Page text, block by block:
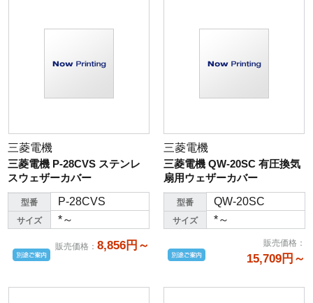
三菱電機
三菱電機 P-28CVS ステンレ
スウェザーカバー
型番 P-28CVS
サイズ *～
販売価格 ： 8,856円～
三菱電機
三菱電機 QW-20SC 有圧換気
扇用ウェザーカバー
型番 QW-20SC
サイズ *～
販売価格 ：
15,709円～